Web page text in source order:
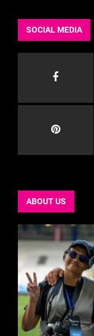
SOCIAL MEDIA
ABOUT US